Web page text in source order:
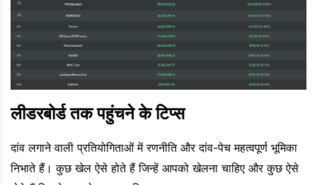
लीडरबोर्ड तक पहुंचने के टिप्स
दांव लगाने वाली प्रतियोगिताओं में रणनीति और दांव-पेच महत्वपूर्ण भूमिका
निभाते हैं। कुछ खेल ऐसे होते हैं जिन्हें आपको खेलना चाहिए और कुछ ऐसे